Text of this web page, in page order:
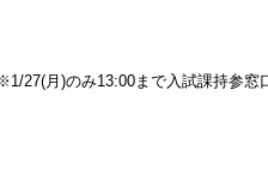
27(月)のみ13:00まで入試課持参窓